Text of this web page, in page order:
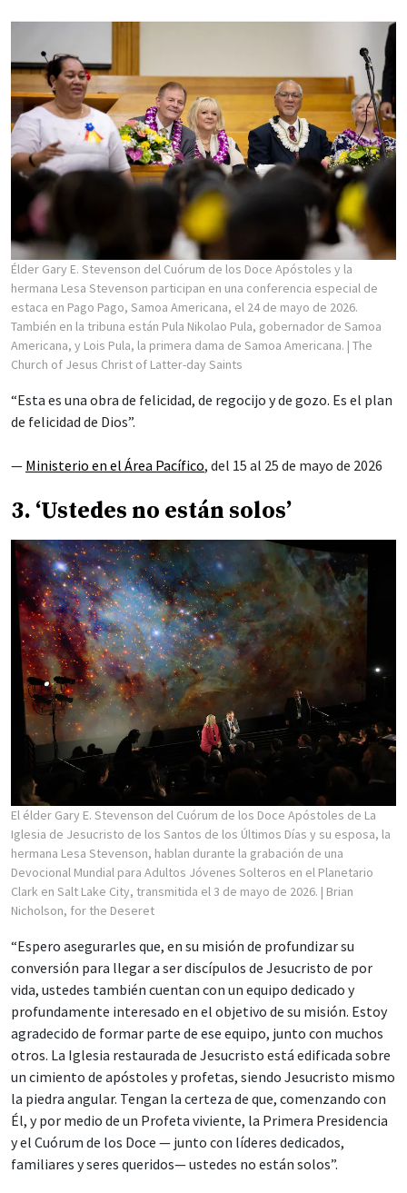
Élder Gary E. Stevenson del Cuórum de los Doce Apóstoles y la
hermana Lesa Stevenson participan en una conferencia especial de
estaca en Pago Pago, Samoa Americana, el 24 de mayo de 2026.
También en la tribuna están Pula Nikolao Pula, gobernador de Samoa
Americana, y Lois Pula, la primera dama de Samoa Americana. | The
Church of Jesus Christ of Latter-day Saints
“Esta es una obra de felicidad, de regocijo y de gozo. Es el plan
de felicidad de Dios”.
— Ministerio en el Área Pacífico, del 15 al 25 de mayo de 2026
3. ‘Ustedes no están solos’
El élder Gary E. Stevenson del Cuórum de los Doce Apóstoles de La
Iglesia de Jesucristo de los Santos de los Últimos Días y su esposa, la
hermana Lesa Stevenson, hablan durante la grabación de una
Devocional Mundial para Adultos Jóvenes Solteros en el Planetario
Clark en Salt Lake City, transmitida el 3 de mayo de 2026. | Brian
Nicholson, for the Deseret
“Espero asegurarles que, en su misión de profundizar su
conversión para llegar a ser discípulos de Jesucristo de por
vida, ustedes también cuentan con un equipo dedicado y
profundamente interesado en el objetivo de su misión. Estoy
agradecido de formar parte de ese equipo, junto con muchos
otros. La Iglesia restaurada de Jesucristo está edificada sobre
un cimiento de apóstoles y profetas, siendo Jesucristo mismo
la piedra angular. Tengan la certeza de que, comenzando con
Él, y por medio de un Profeta viviente, la Primera Presidencia
y el Cuórum de los Doce — junto con líderes dedicados,
familiares y seres queridos— ustedes no están solos”.